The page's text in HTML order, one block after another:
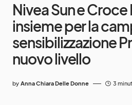
Nivea Sun e Croce
insieme per la
sensibilizzazione
nuovo livello
by Anna Chiara Delle Donne 3